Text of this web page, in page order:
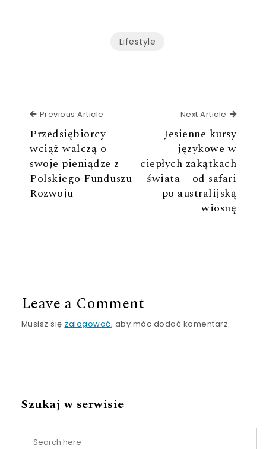
Lifestyle
Previous Article
Przedsiębiorcy
wciąż walczą o
swoje pieniądze z
Polskiego Funduszu
Rozwoju
Next Article Next
Jesienne kursy
językowe w
ciepłych zakątkach
świata – od safari
po australijską
wiosnę
Leave a Comment
Musisz się zalogować, aby móc dodać komentarz.
Szukaj w serwisie